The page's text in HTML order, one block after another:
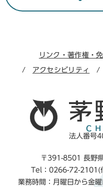
リンク・著作権・
アクセシビリティ
法人番号
〒391-8501 長野
Tel：0266-72-
業務時間：月曜日から金